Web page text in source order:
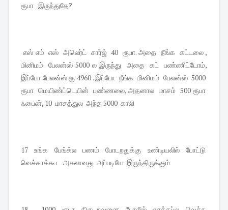
ரூபா இருந்துதே?
எஸ் எம் எஸ் அலெர்ட் சார்ஜ் 40 ரூபா. அதை நீங்க கட்டலை ,
மினிமம் பேலன்ஸ் 5000 ல இருந்து அதை கட் பண்ணிட்டோம்,
இப்போ பேலன்ஸ் ரூ 4960 . இப்போ நீங்க மினிமம் பேலன்ஸ் 5000
ரூபா மெயிண்ட்டெயின் பண்ணலை, அதனால மாசம் 500 ரூபா
ஃபைன், 10 மாசத்துல அந்த 5000 காலி
17 உங்க பேங்க்ல பணம் போடறதுக்கு உண்டியலில் போட்டு
வெச்சாக்கூட அசலாவது அப்படியே இருந்திருக்கும்